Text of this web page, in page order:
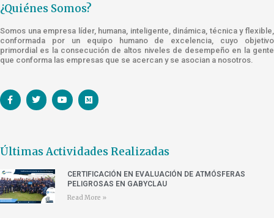
¿Quiénes Somos?
Somos una empresa líder, humana, inteligente, dinámica, técnica y flexible,
conformada por un equipo humano de excelencia, cuyo objetivo
primordial es la consecución de altos niveles de desempeño en la gente
que conforma las empresas que se acercan y se asocian a nosotros.
Últimas Actividades Realizadas
CERTIFICACIÓN EN EVALUACIÓN DE ATMÓSFERAS
PELIGROSAS EN GABYCLAU
Read More »